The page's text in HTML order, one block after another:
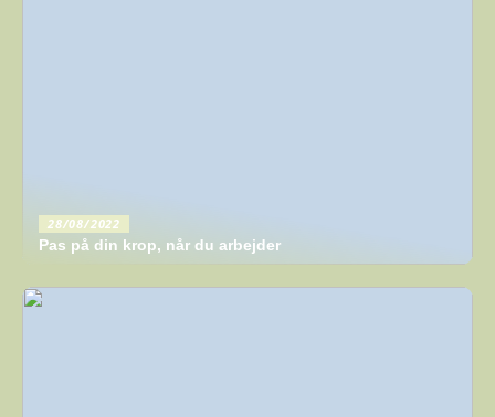
28/08/2022
Pas på din krop, når du arbejder